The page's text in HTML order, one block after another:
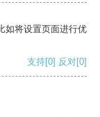
如将设置页面进行优
支持[0] 反对[0]